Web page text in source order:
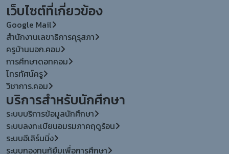
เว็บไซต์ที่เกี่ยวข้อง
Google Mail
สำนักงานเลขาธิการคุรุสภา
ครูบ้านนอก.คอม
การศึกษาดอทคอม
โทรทัศน์ครู
วิชาการ.คอม
บริการสำหรับนักศึกษา
ระบบบริการข้อมูลนักศึกษา
ระบบลงทะเบียนอมรมภาคฤดูร้อน
ระบบอีเลิร์นนิ่ง
ระบบกองทุนกู้ยืมเพื่อการศึกษา